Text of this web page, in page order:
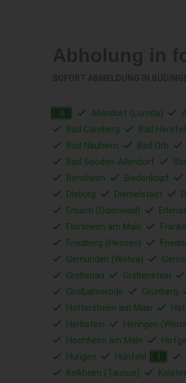
A Allendorf (Lumda)
Bad Camberg
Bad
Bad Nauheim
Bad Orb
Bad Sooden-Allendorf
Bensheim
Biedenkopf
Dieburg
Diemelstadt
Erbach (Odenwald)
Flörsheim am Main
Friedberg (Hessen)
Gemünden (Wohra)
Grebenau
Grebenstein
Großalmerode
Grünberg
Hattersheim am Main
Herbstein
Heringen
Hochheim am Main
Hungen
Hünfeld
Kelkheim (Taunus)